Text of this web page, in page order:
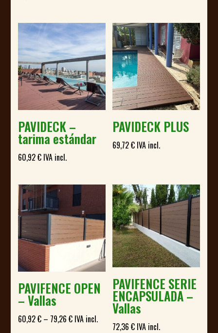
PAVIDECK –
tarima estándar
60,92€ IVA incl.
PAVIDECK PLUS
69,72€ IVA incl.
PAVIFENCE OPEN
– Vallas
60,92€ – 79,26€Price
IVA incl.
PAVIFENCE SERIE
ENCAPSULADA –
Vallas
72,36€ IVA incl.